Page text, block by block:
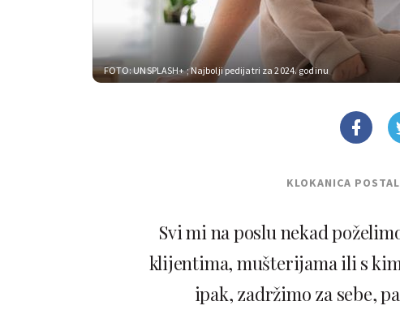
FOTO: UNSPLASH+; Najbolji pedijatri za 2024. godinu
KLOKANICA
Svi mi na poslu nekad
klijentima, mušterijama ili s
ipak, zadržimo za sebe,